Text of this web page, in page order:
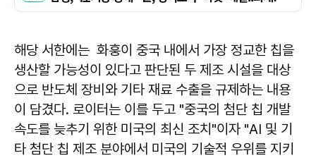
해당 서한에는 화훙이 중국 내에서 가장 정교한 칩을
생산할 가능성이 있다고 판단된 두 제조 시설을 대상
으로 반도체 장비와 기타 재료 수출을 규제하는 내용
이 담겼다. 로이터는 이를 두고 "중국의 첨단 칩 개발
속도를 늦추기 위한 미국의 최신 조치"이자 "AI 및 기
타 첨단 칩 제조 분야에서 미국의 기술적 우위를 지키